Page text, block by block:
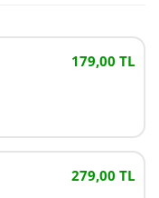
179,00 TL
279,00 TL